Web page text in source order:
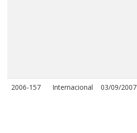
2006-157 Internacional 03/09/2007